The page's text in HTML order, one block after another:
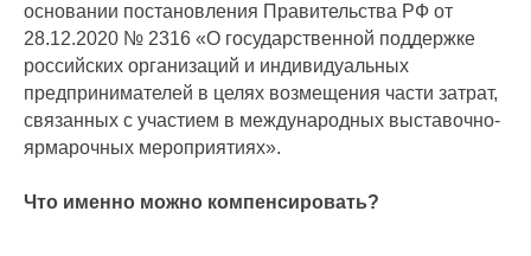
основании постановления Правительства РФ от
28.12.2020 № 2316 «О государственной поддержке
российских организаций и индивидуальных
предпринимателей в целях возмещения части затрат,
связанных с участием в международных выставочно-
ярмарочных мероприятиях».
Что именно можно компенсировать?